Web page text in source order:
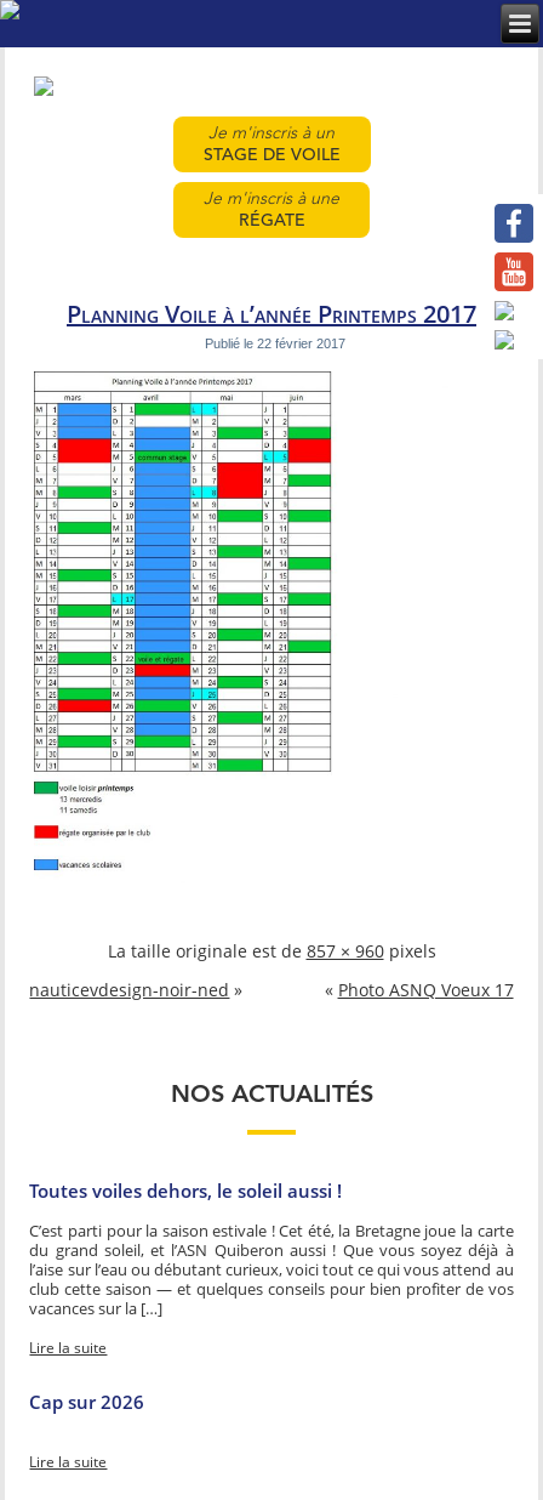
Je m'inscris à un
STAGE DE VOILE
Je m'inscris à une
RÉGATE
Planning Voile à l’année Printemps 2017
Publié le 22 février 2017
La taille originale est de 857 × 960pixels
nauticevdesign-noir-ned » « Photo ASNQ Voeux 17
NOS ACTUALITÉS
Toutes voiles dehors, le soleil aussi !
C’est parti pour la saison estivale ! Cet été, la Bretagne joue la carte
du grand soleil, et l’ASN Quiberon aussi ! Que vous soyez déjà à
l’aise sur l’eau ou débutant curieux, voici tout ce qui vous attend au
club cette saison — et quelques conseils pour bien profiter de vos
vacances sur la […]
Lire la suite
Cap sur 2026
Lire la suite